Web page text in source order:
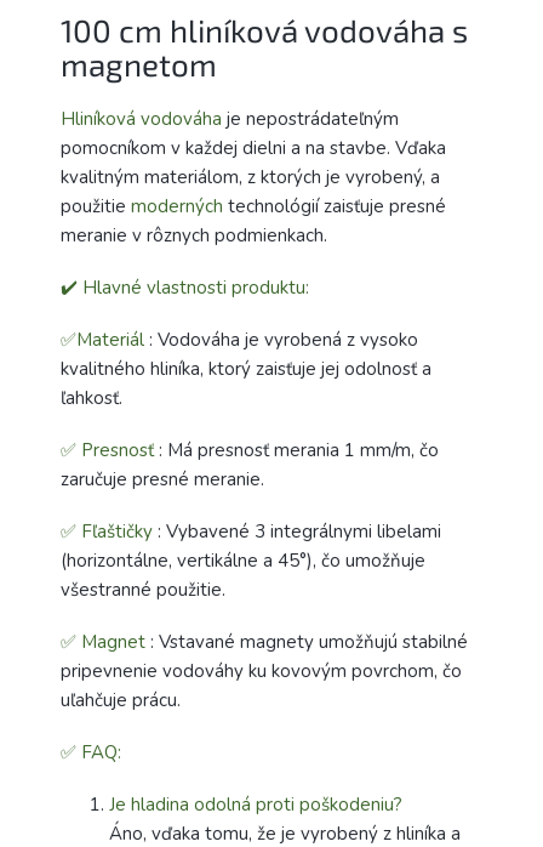
100 cm hliníková vodováha s
magnetom
Hliníková vodováha je nepostrádateľným
pomocníkom v každej dielni a na stavbe. Vďaka
kvalitným materiálom, z ktorých je vyrobený, a
použitie moderných technológií zaisťuje presné
meranie v rôznych podmienkach.
✔️ Hlavné vlastnosti produktu:
✅Materiál : Vodováha je vyrobená z vysoko
kvalitného hliníka, ktorý zaisťuje jej odolnosť a
ľahkosť.
✅ Presnosť: Má presnosť merania 1 mm/m, čo
zaručuje presné meranie.
✅ Fľaštičky : Vybavené 3 integrálnymi libelami
(horizontálne, vertikálne a 45°), čo umožňuje
všestranné použitie.
✅ Magnet : Vstavané magnety umožňujú stabilné
pripevnenie vodováhy ku kovovým povrchom, čo
uľahčuje prácu.
✅ FAQ:
Je hladina odolná proti poškodeniu?
Áno, vďaka tomu, že je vyrobený z hliníka a